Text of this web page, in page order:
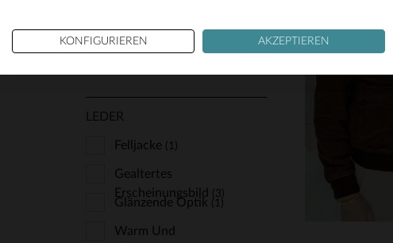
Trendig Und Angesagt (1)
LEDER
Felljacke (1)
Gealtertes
Erscheinungsbild
(3)
Glänzende Optik (1)
Warm Und
KONFIGURIEREN AKZEPTIEREN